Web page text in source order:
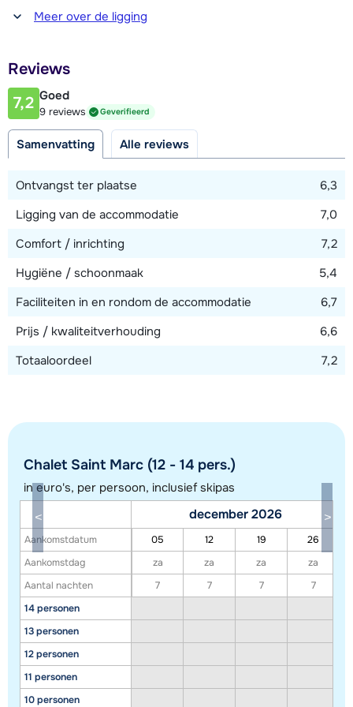
Verder beschikt het chalet over een sauna, een skiberging,
Afstand tot winkel(s)
1100 meter
1100 meter
Afstand tot piste
1100 meter
100 meter
Bekijk kaart
Toon alle accommodaties in dit gebied
Deze kaart geeft een indicatie van de ligging van onze accommodaties. De
exacte locatie kan enigszins afwijken.
Meer over de ligging
Reviews
7,2 Goed
9 reviews Geverifieerd
Samenvatting Alle reviews
Ontvangst ter plaatse
6,3
Ligging van de accommodatie
7,0
Comfort / inrichting
7,2
Hygiëne / schoonmaak
5,4
Faciliteiten in en rondom de accommodatie
6,7
Prijs / kwaliteitverhouding
6,6
Totaaloordeel
7,2
Chalet Saint Marc (12 - 14 pers.)
in euro's, per persoon, inclusief skipas
Aankomstdatum
Aankomstdag
Aantal nachten
14 personen
13 personen
12 personen
11 personen
10 personen
december 2026
05 12 19
26
za
za za
za
7
7 7 7